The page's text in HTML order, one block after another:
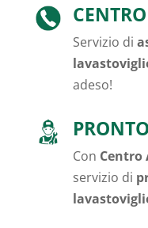
Servizio di
adeso!
Con Centro
servizio di